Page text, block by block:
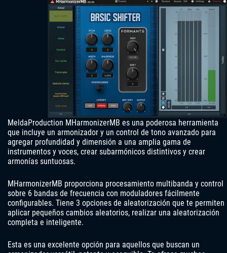
MeldaProduction MHarmonizerMB es una poderosa herramienta
que incluye un armonizador y un control de tono avanzado para
agregar profundidad y dimensión a una amplia gama de
instrumentos y voces, crear subarmónicos distintivos y crear
armonías suntuosas.
MHarmonizerMB proporciona procesamiento multibanda y control
sobre 6 bandas de frecuencia con moduladores fácilmente
configurables. Tiene 3 opciones de aleatorización que te permiten
aplicar pequeños cambios aleatorios, realizar una aleatorización
completa e inteligente.
Esta es una excelente opción para aquellos que buscan un